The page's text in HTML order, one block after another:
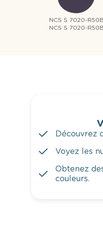
NCS S 7020-R50B
NCS S 7020-R50B
Découvrez
Voyez les
Obtenez
couleurs.